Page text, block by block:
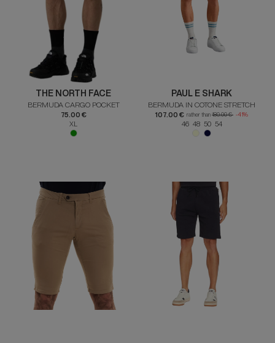
THE NORTH FACE
BERMUDA CARGO POCKET
75.00 €
XL
PAUL E SHARK
BERMUDA IN COTONE STRETCH
107.00 € rather than 180.00 € -41%
46 48 50 54